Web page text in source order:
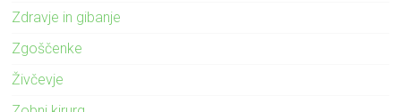
Zdravje in gibanje
Zgoščenke
Živčevje